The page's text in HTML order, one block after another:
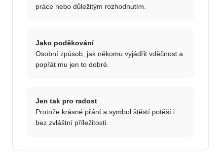
práce nebo důležitým rozhodnutím.
Jako poděkování
Osobní způsob, jak někomu vyjádřit vděčnost a
popřát mu jen to dobré.
Jen tak pro radost
Protože krásné přání a symbol štěstí potěší i
bez zvláštní příležitosti.